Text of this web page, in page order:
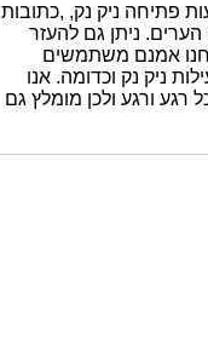
פתיחה ניק נק, ,כתובות
הערים. ניתן גם להעזר
אמנם משתמשים
ניק נק וכדומה. אנו
לעדכן את המידע באתר אך איננו ערבים לכך שהאתר מעודכן 100% בכל רגע ורגע ולכן מומלץ גם